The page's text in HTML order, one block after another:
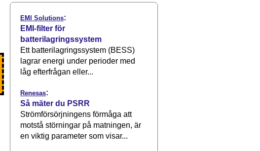
EMI Solutions:
EMI-filter för
batterilagringssystem
Ett batterilagringssystem (BESS)
lagrar energi under perioder med
låg efterfrågan eller...
Renesas:
Så mäter du PSRR
Strömförsörjningens förmåga att
motstå störningar på matningen, är
en viktig parameter som visar...